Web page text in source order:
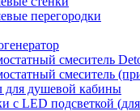
перегородки
смеситель
смеситель
для душевой кабины
с LED подсветкой